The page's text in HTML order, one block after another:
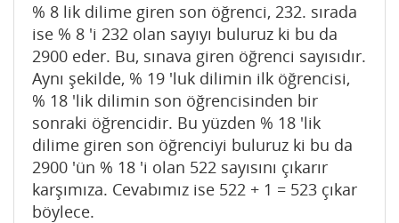
% 8 lik dilime giren son öğrenci, 232. sırada
ise % 8 'i 232 olan sayıyı buluruz ki bu da
2900 eder. Bu, sınava giren öğrenci sayısıdır.
Aynı şekilde, % 19 'luk dilimin ilk öğrencisi,
% 18 'lik dilimin son öğrencisinden bir
sonraki öğrencidir. Bu yüzden % 18 'lik
dilime giren son öğrenciyi buluruz ki bu da
2900 'ün % 18 'i olan 522 sayısını çıkarır
karşımıza. Cevabımız ise 522 + 1 = 523 çıkar
böylece.